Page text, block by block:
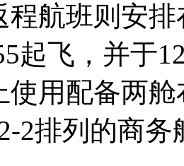
程航班则安
起飞，并于
使用配备两
2排列的商